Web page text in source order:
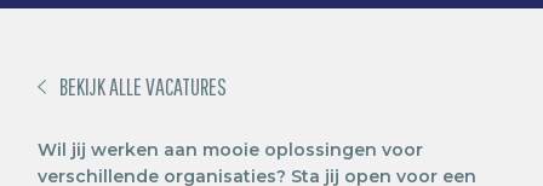
BEKIJK ALLE VACATURES
Wil jij werken aan mooie oplossingen voor
verschillende organisaties? Sta jij open voor een